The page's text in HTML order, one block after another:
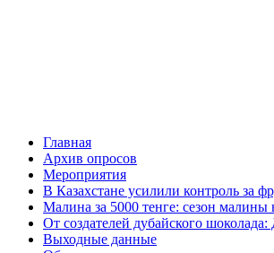
Главная
Архив опросов
Мероприятия
В Казахстане усилили контроль за
Малина за 5000 тенге: сезон малины
От создателей дубайского
Выходные данные